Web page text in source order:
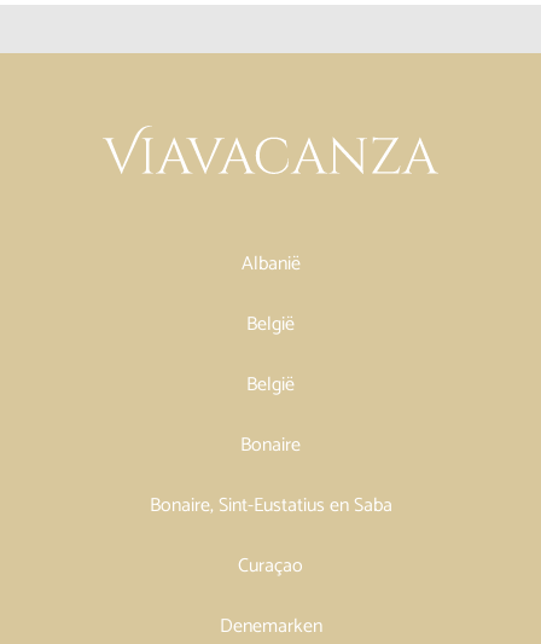
Albanië
België
België
Bonaire
Bonaire, Sint-Eustatius en Saba
Curaçao
Denemarken